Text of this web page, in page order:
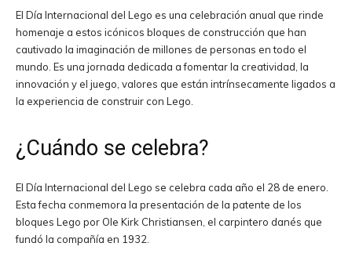
El Día Internacional del Lego es una celebración anual que rinde
homenaje a estos icónicos bloques de construcción que han
cautivado la imaginación de millones de personas en todo el
mundo. Es una jornada dedicada a fomentar la creatividad, la
innovación y el juego, valores que están intrínsecamente ligados a
la experiencia de construir con Lego.
¿Cuándo se celebra?
El Día Internacional del Lego se celebra cada año el 28 de enero.
Esta fecha conmemora la presentación de la patente de los
bloques Lego por Ole Kirk Christiansen, el carpintero danés que
fundó la compañía en 1932.